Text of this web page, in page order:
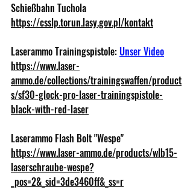
Schießbahn Tuchola
https://csslp.torun.lasy.gov.pl/kontakt
Laserammo Trainingspistole: Unser Video
https://www.laser-
ammo.de/collections/trainingswaffen/product
s/sf30-glock-pro-laser-trainingspistole-
black-with-red-laser
Laserammo Flash Bolt "Wespe"
https://www.laser-ammo.de/products/wlb15-
laserschraube-wespe?
_pos=2&_sid=3de3460ff&_ss=r